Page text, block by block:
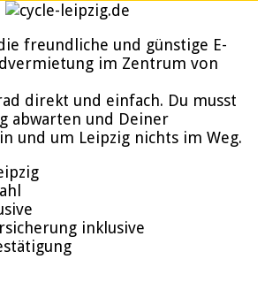
freundliche und günstige E-
im Zentrum von
direkt und einfach. Du musst
abwarten und Deiner
und um Leipzig nichts im Weg.
inklusive